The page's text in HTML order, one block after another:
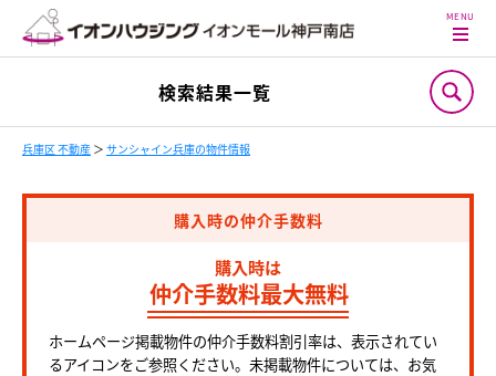
検索結果一覧
兵庫区 不動産 ＞ サンシャイン兵庫の物件情報
購入時の仲介手数料
購入時は
仲介手数料最大無料
ホームページ掲載物件の仲介手数料割引率は、表示されてい
るアイコンをご参照ください。未掲載物件については、お気